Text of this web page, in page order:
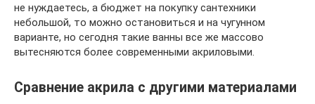
не нуждаетесь, а бюджет на покупку сантехники
небольшой, то можно остановиться и на чугунном
варианте, но сегодня такие ванны все же массово
вытесняются более современными акриловыми.
Сравнение акрила с другими материалами